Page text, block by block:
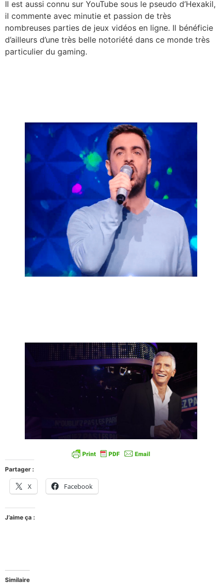
Il est aussi connu sur YouTube sous le pseudo d’Hexakil,
il commente avec minutie et passion de très
nombreuses parties de jeux vidéos en ligne. Il bénéficie
d’ailleurs d’une très belle notoriété dans ce monde très
particulier du gaming.
Partager :
X Facebook
J’aime ça :
Similaire